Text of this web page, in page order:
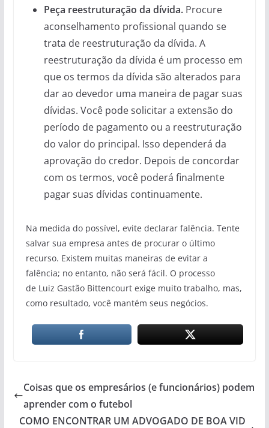
Peça reestruturação da dívida. Procure
aconselhamento profissional quando se
trata de reestruturação da dívida. A
reestruturação da dívida é um processo em
que os termos da dívida são alterados para
dar ao devedor uma maneira de pagar suas
dívidas. Você pode solicitar a extensão do
período de pagamento ou a reestruturação
do valor do principal. Isso dependerá da
aprovação do credor. Depois de concordar
com os termos, você poderá finalmente
pagar suas dívidas continuamente.
Na medida do possível, evite declarar falência. Tente
salvar sua empresa antes de procurar o último
recurso. Existem muitas maneiras de evitar a
falência; no entanto, não será fácil. O processo
de Luiz Gastão Bittencourt exige muito trabalho, mas,
como resultado, você mantém seus negócios.
Coisas que os empresários (e funcionários) podem
aprender com o futebol
COMO ENCONTRAR UM ADVOGADO DE BOA VID